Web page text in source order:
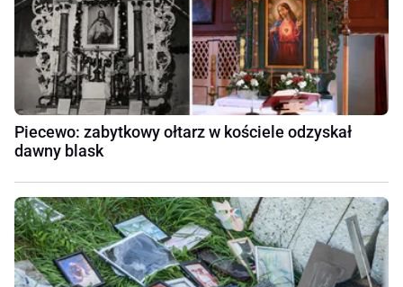
Piecewo: zabytkowy ołtarz w kościele odzyskał
dawny blask